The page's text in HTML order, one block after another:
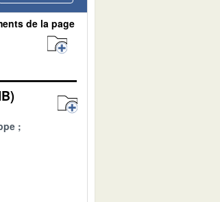
de la page